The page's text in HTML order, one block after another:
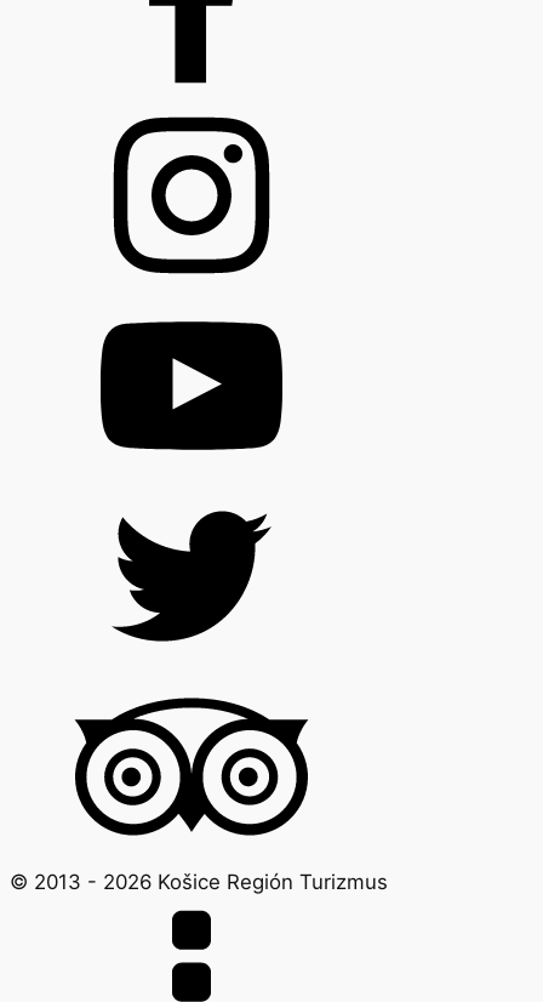
© 2013 - 2026 Košice Región Turizmus